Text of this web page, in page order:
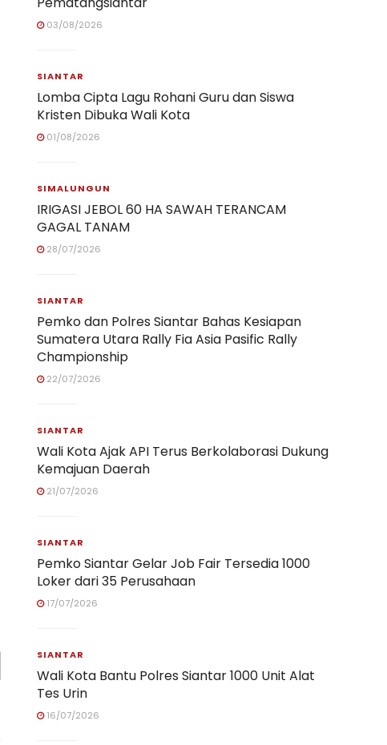
03/08/2026
SIANTAR
Lomba Cipta Lagu Rohani Guru dan Siswa
Kristen Dibuka Wali Kota
01/08/2026
SIMALUNGUN
IRIGASI JEBOL 60 HA SAWAH TERANCAM
GAGAL TANAM
28/07/2026
SIANTAR
Pemko dan Polres Siantar Bahas Kesiapan
Sumatera Utara Rally Fia Asia Pasific Rally
Championship
22/07/2026
SIANTAR
Wali Kota Ajak API Terus Berkolaborasi Dukung
Kemajuan Daerah
21/07/2026
SIANTAR
Pemko Siantar Gelar Job Fair Tersedia 1000
Loker dari 35 Perusahaan
17/07/2026
SIANTAR
Wali Kota Bantu Polres Siantar 1000 Unit Alat
Tes Urin
16/07/2026